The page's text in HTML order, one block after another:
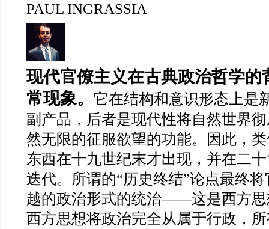
PAUL INGRASSIA
现代官僚主义在古典政治哲学的
常现象。
它在结构和意识形态上是
副产品，后者是现代性将自然世界
然无限的征服欲望的功能。因此，
东西在十九世纪末才出现，并在二
迭代。所谓的“历史终结”论点最终
越的政治形式的统治——这是西方
西方思想将政治完全从属于行政，